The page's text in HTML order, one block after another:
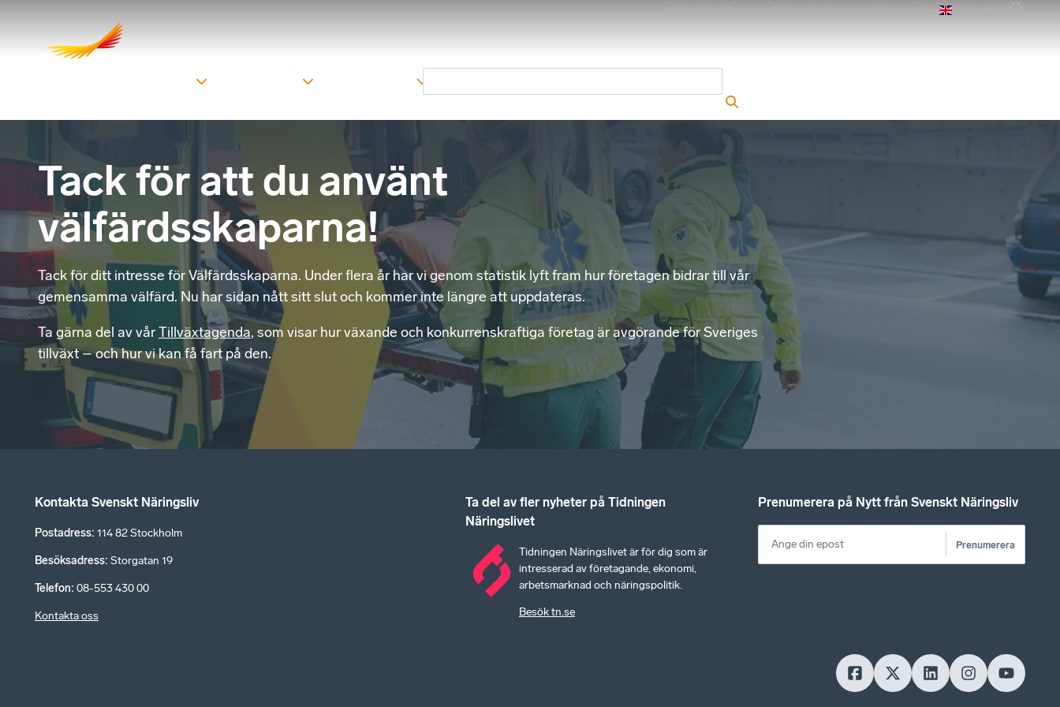
Tack för att du använt
välfärdsskaparna!
Tack för ditt intresse för Välfärdsskaparna. Under flera år har vi genom statistik lyft fram hur företagen bidrar till vår
gemensamma välfärd. Nu har sidan nått sitt slut och kommer inte längre att uppdateras.
Ta gärna del av vårTillväxtagenda, som visar hur växande och konkurrenskraftiga företag är avgörande för Sveriges
tillväxt – och hur vi kan få fart på den.
Kontakta Svenskt Näringsliv
Postadress: 114 82 Stockholm
Besöksadress: Storgatan 19
Telefon: 08-553 430 00
Kontakta oss
Ta del av fler nyheter på Tidningen
Näringslivet
Tidningen Näringslivet är för dig som är
intresserad av företagande, ekonomi,
arbetsmarknad och näringspolitik.
Besök tn.se
Prenumerera på Nytt från Svenskt Näringsliv
Prenumerera